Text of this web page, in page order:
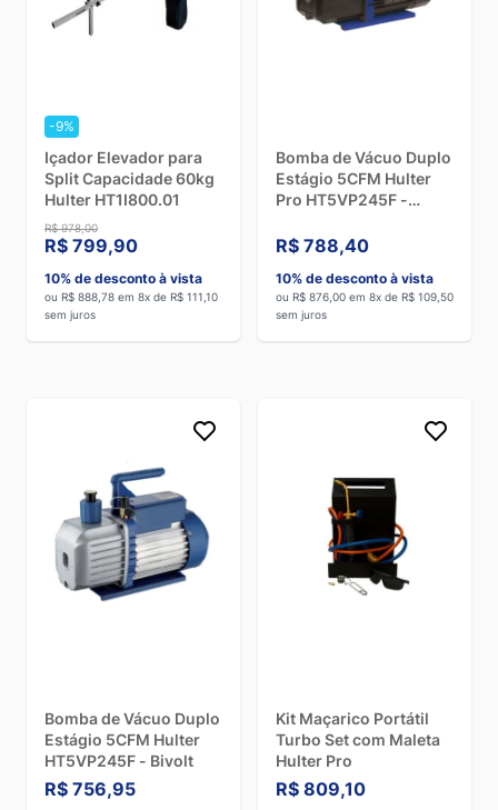
-9%
Içador Elevador para
Split Capacidade 60kg
Hulter HT1I800.01
R$ 978,00
R$ 799,90
10% de desconto à vista
ou R$ 888,78 em 8x de R$ 111,10
sem juros
Bomba de Vácuo Duplo
Estágio 5CFM Hulter
Pro HT5VP245F -
R$ 788,40
10% de desconto à vista
ou R$ 876,00 em 8x de R$ 109,50
sem juros
Bomba de Vácuo Duplo
Estágio 5CFM Hulter
HT5VP245F - Bivolt
R$ 756,95
Kit Maçarico Portátil
Turbo Set com Maleta
Hulter Pro
R$ 809,10